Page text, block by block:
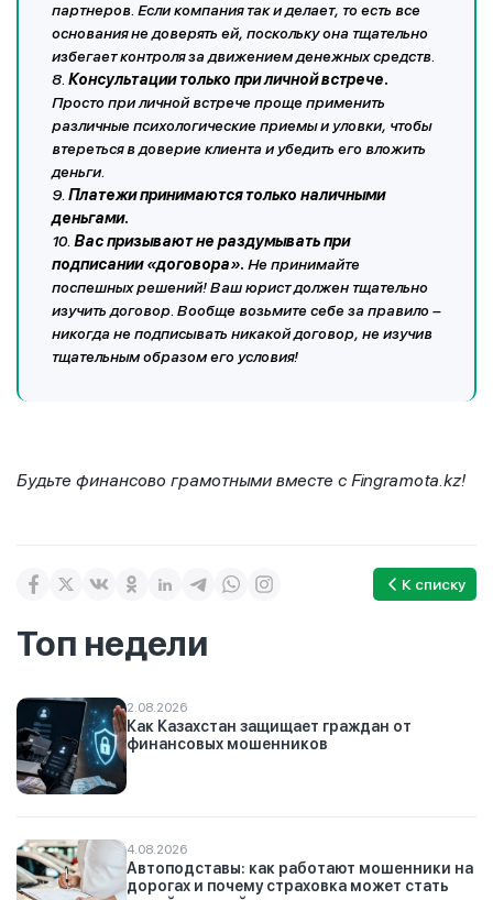
партнеров. Если компания так и делает, то есть все
основания не доверять ей, поскольку она тщательно
избегает контроля за движением денежных средств.
8. Консультации только при личной встрече.
Просто при личной встрече проще применить
различные психологические приемы и уловки, чтобы
втереться в доверие клиента и убедить его вложить
деньги.
9. Платежи принимаются только наличными
деньгами.
10. Вас призывают не раздумывать при
подписании «договора». Не принимайте
поспешных решений! Ваш юрист должен тщательно
изучить договор. Вообще возьмите себе за правило –
никогда не подписывать никакой договор, не изучив
тщательным образом его условия!
Будьте финансово грамотными вместе с Fingramota.kz!
К списку
Топ недели
2.08.2026
Как Казахстан защищает граждан от
финансовых мошенников
4.08.2026
Автоподставы: как работают мошенники на
дорогах и почему страховка может стать